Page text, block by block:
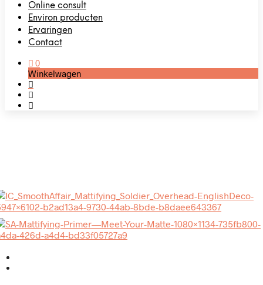
Online consult
Environ producten
Ervaringen
Contact
0
Winkelwagen